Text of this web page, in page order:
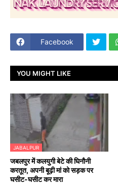
Facebook
YOU MIGHT LIKE
JABALPUR
जबलपुर में कलयुगी बेटे की घिनौनी
करतूत, अपनी बूढ़ी मां को सड़क पर
घसीट-घसीट कर मारा